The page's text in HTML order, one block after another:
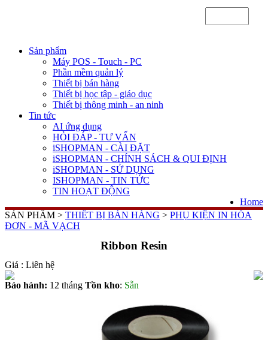
Sản phẩm
Máy POS - Touch - PC
Phần mềm quản lý
Thiết bị bán hàng
Thiết bị học tập - giáo dục
Thiết bị thông minh - an ninh
Tin tức
AI ứng dụng
HỎI ĐÁP - TƯ VẤN
iSHOPMAN - CÀI ĐẶT
iSHOPMAN - CHÍNH SÁCH & QUI ĐỊNH
iSHOPMAN - SỬ DỤNG
ISHOPMAN - TIN TỨC
TIN HOẠT ĐỘNG
Home
SẢN PHẨM > THIẾT BỊ BÁN HÀNG > PHỤ KIỆN IN HÓA
ĐƠN - MÃ VẠCH
Ribbon Resin
Giá : Liên hệ
Bảo hành: 12 tháng Tồn kho: Sẵn